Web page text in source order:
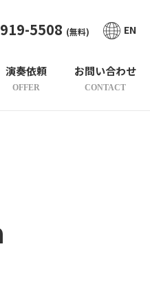
演奏依頼
OFFER
お問い合わせ
CONTACT
5508 (無料) EN